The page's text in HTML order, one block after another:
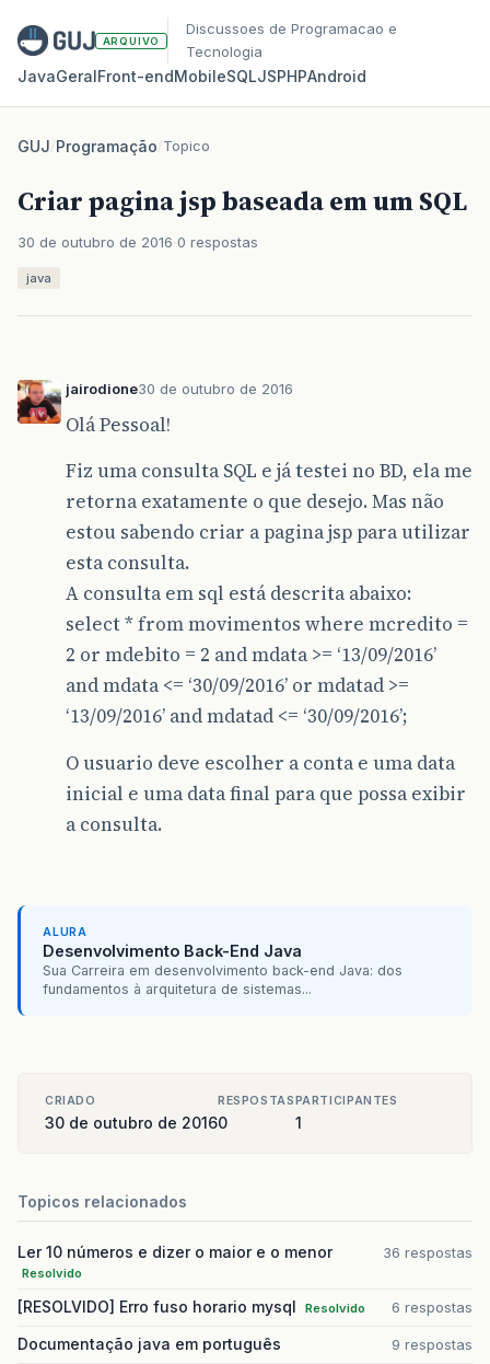
ARQUIVO
Discussoes de Programacao e
Tecnologia
JavaGeralFront‑endMobileSQLJSPHPAndroid
GUJ/Programação/Topico
Criar pagina jsp baseada em um SQL
30 de outubro de 2016 0 respostas
java
jairodione30 de outubro de 2016
Olá Pessoal!
Fiz uma consulta SQL e já testei no BD, ela me
retorna exatamente o que desejo. Mas não
estou sabendo criar a pagina jsp para utilizar
esta consulta.
A consulta em sql está descrita abaixo:
select * from movimentos where mcredito =
2 or mdebito = 2 and mdata >= ‘13/09/2016’
and mdata <= ‘30/09/2016’ or mdatad >=
‘13/09/2016’ and mdatad <= ‘30/09/2016’;
O usuario deve escolher a conta e uma data
inicial e uma data final para que possa exibir
a consulta.
ALURA
Desenvolvimento Back-End Java
Sua Carreira em desenvolvimento back-end Java: dos
fundamentos à arquitetura de sistemas...
CRIADO
30 de outubro de 2016
RESPOSTAS
0
PARTICIPANTES
1
Topicos relacionados
Ler 10 números e dizer o maior e o menor
Resolvido
36 respostas
[RESOLVIDO] Erro fuso horario mysql Resolvido 6 respostas
Documentação java em português 9 respostas